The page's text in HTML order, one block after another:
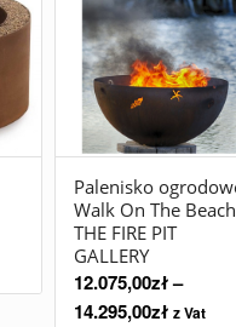
Palenisko
Walk On The Beach
THE FIRE PIT
GALLERY
12.075,00zł–
14.295,00zł z Vat